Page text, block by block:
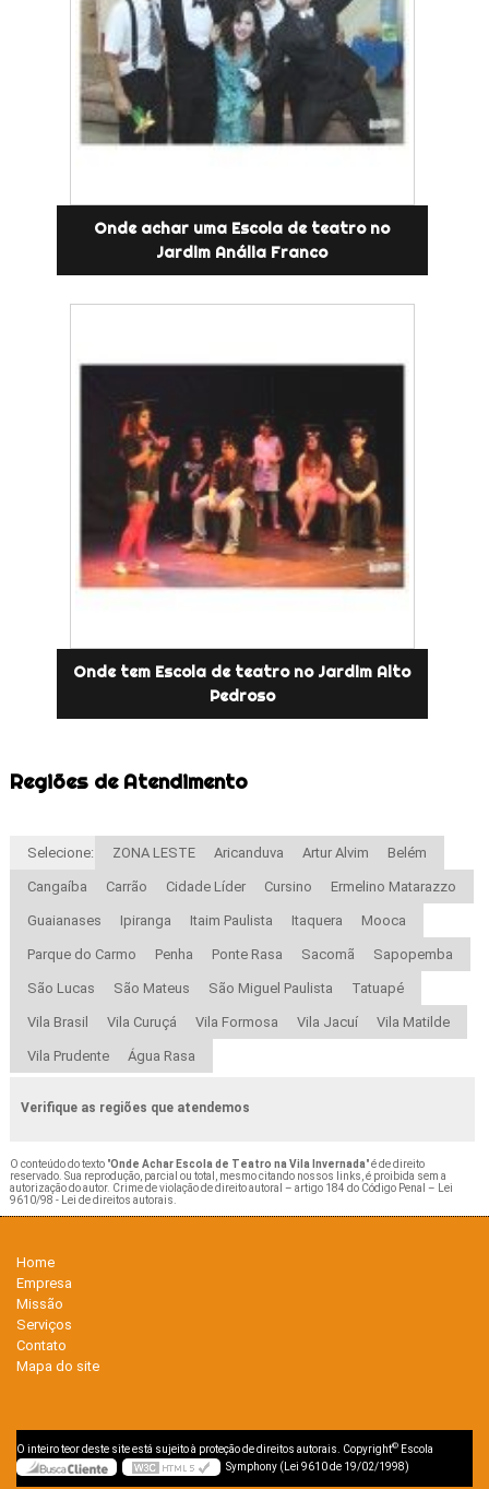
Onde achar uma Escola de teatro no
Jardim Anália Franco
Onde tem Escola de teatro no Jardim Alto
Pedroso
Regiões de Atendimento
Selecione: ZONA LESTE Aricanduva Artur Alvim Belém
Cangaíba Carrão Cidade Líder Cursino Ermelino Matarazzo
Guaianases Ipiranga Itaim Paulista Itaquera Mooca
Parque do Carmo Penha Ponte Rasa Sacomã Sapopemba
São Lucas São Mateus São Miguel Paulista Tatuapé
Vila Brasil Vila Curuçá Vila Formosa Vila Jacuí Vila Matilde
Vila Prudente Água Rasa
Verifique as regiões que atendemos
O conteúdo do texto "Onde Achar Escola de Teatro na Vila Invernada" é de direito
reservado. Sua reprodução, parcial ou total, mesmo citando nossos links, é proibida sem a
autorização do autor. Crime de violação de direito autoral – artigo 184 do Código Penal –
Lei
9610/98 - Lei de direitos autorais
Home
Empresa
Missão
Serviços
Contato
Mapa do site
O inteiro teor deste site está sujeito à proteção de direitos autorais. Copyright© Escola
Symphony (Lei 9610 de 19/02/1998)